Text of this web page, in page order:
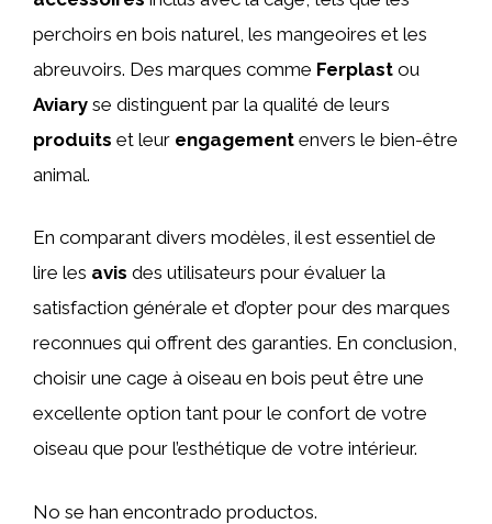
perchoirs en bois naturel, les mangeoires et les
abreuvoirs. Des marques comme Ferplast ou
Aviary se distinguent par la qualité de leurs
produits et leur engagement envers le bien-être
animal.
En comparant divers modèles, il est essentiel de
lire les avis des utilisateurs pour évaluer la
satisfaction générale et d’opter pour des marques
reconnues qui offrent des garanties. En conclusion,
choisir une cage à oiseau en bois peut être une
excellente option tant pour le confort de votre
oiseau que pour l’esthétique de votre intérieur.
No se han encontrado productos.